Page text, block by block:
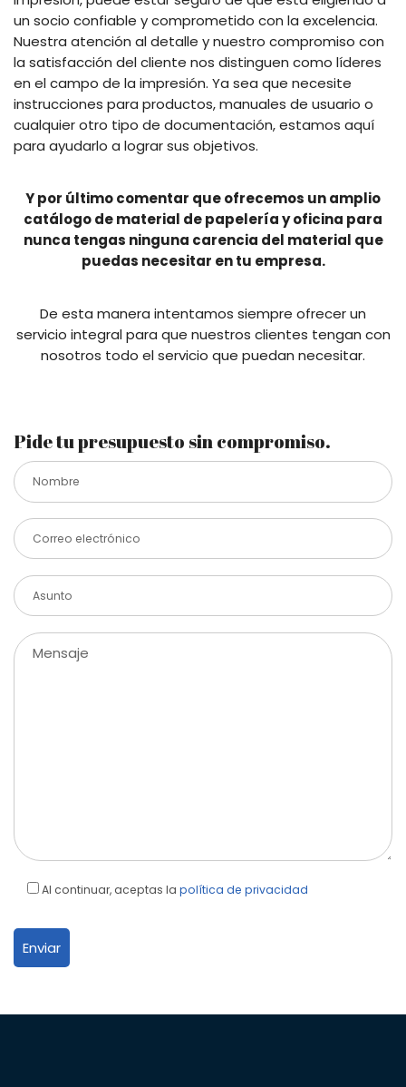
un socio confiable y comprometido con la excelencia.
Nuestra atención al detalle y nuestro compromiso con
la satisfacción del cliente nos distinguen como líderes
en el campo de la impresión. Ya sea que necesite
instrucciones para productos, manuales de usuario o
cualquier otro tipo de documentación, estamos aquí
para ayudarlo a lograr sus objetivos.
Y por último comentar que ofrecemos un amplio
catálogo de material de papelería y oficina para
nunca tengas ninguna carencia del material que
puedas necesitar en tu empresa.
De esta manera intentamos siempre ofrecer un
servicio integral para que nuestros clientes tengan con
nosotros todo el servicio que puedan necesitar.
Pide tu presupuesto sin compromiso.
Al continuar, aceptas la política de privacidad